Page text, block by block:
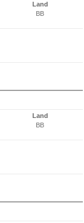
Land
BB
Land
BB